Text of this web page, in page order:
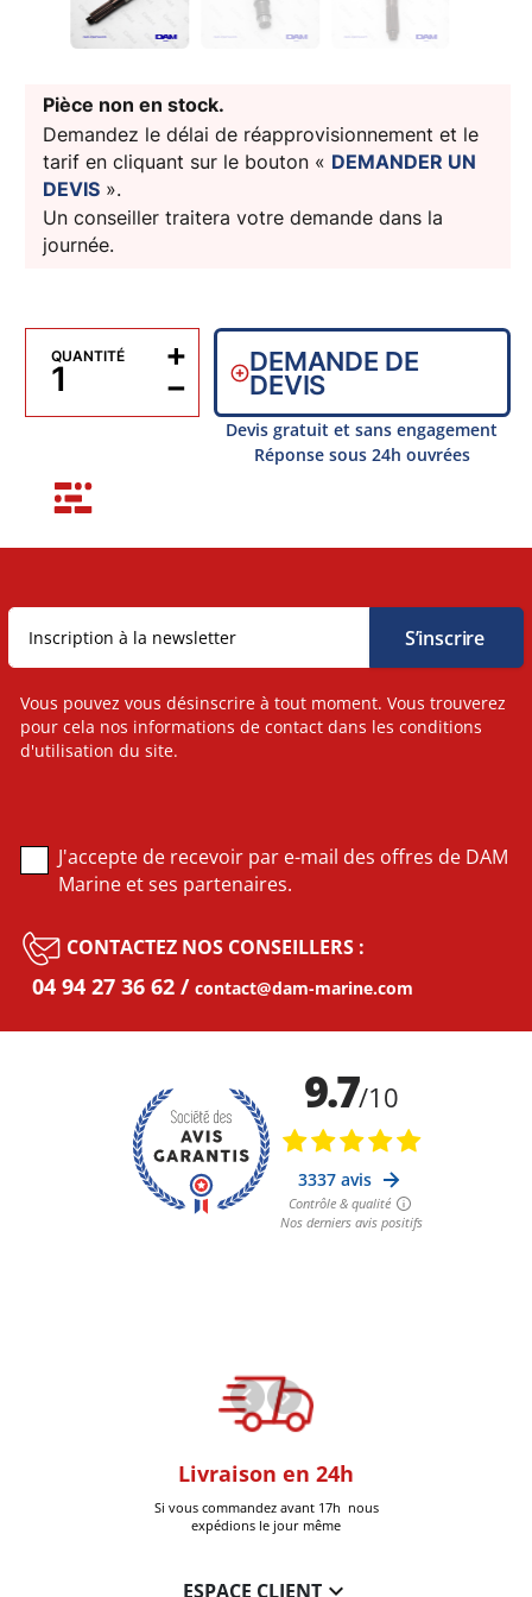
Pièce non en stock.
Demandez le délai de réapprovisionnement et le
tarif en cliquant sur le bouton « DEMANDER UN
DEVIS».
Un conseiller traitera votre demande dans la
journée.
QUANTITÉ
−
+ DEMANDE DE
DEVIS
Devis gratuit et sans engagement
Réponse sous 24h ouvrées
Livraison en 24h
Si vous commandez avant 17h nous
expédions le jour même
Vous pouvez vous désinscrire à tout moment. Vous trouverez
pour cela nos informations de contact dans les conditions
d'utilisation du site.
J'accepte de recevoir par e-mail des offres de DAM
Marine et ses partenaires.
CONTACTEZ NOS CONSEILLERS :
04 94 27 36 62 contact@dam-marine.com
ESPACE CLIENT